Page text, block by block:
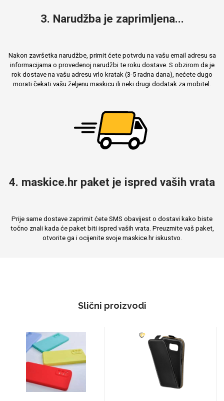
3. Narudžba je zaprimljena...
Nakon završetka narudžbe, primit ćete potvrdu na vašu email adresu sa
informacijama o provedenoj narudžbi te roku dostave. S obzirom da je
rok dostave na vašu adresu vrlo kratak (3-5 radna dana), nećete dugo
morati čekati vašu željenu maskicu ili neki drugi dodatak za mobitel.
4. maskice.hr paket je ispred vaših vrata
Prije same dostave zaprimit ćete SMS obavijest o dostavi kako biste
točno znali kada će paket biti ispred vaših vrata. Preuzmite vaš paket,
otvorite ga i ocijenite svoje maskice.hr iskustvo.
Slični proizvodi